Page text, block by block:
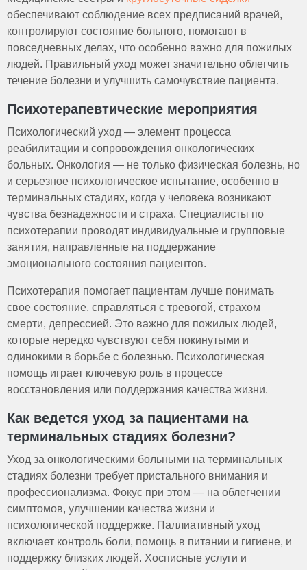
обеспечивают соблюдение всех предписаний врачей,
контролируют состояние больного, помогают в
повседневных делах, что особенно важно для пожилых
людей. Правильный уход может значительно облегчить
течение болезни и улучшить самочувствие пациента.
Психотерапевтические мероприятия
Психологический уход — элемент процесса
реабилитации и сопровождения онкологических
больных. Онкология — не только физическая болезнь, но
и серьезное психологическое испытание, особенно в
терминальных стадиях, когда у человека возникают
чувства безнадежности и страха. Специалисты по
психотерапии проводят индивидуальные и групповые
занятия, направленные на поддержание
эмоционального состояния пациентов.
Психотерапия помогает пациентам лучше понимать
свое состояние, справляться с тревогой, страхом
смерти, депрессией. Это важно для пожилых людей,
которые нередко чувствуют себя покинутыми и
одинокими в борьбе с болезнью. Психологическая
помощь играет ключевую роль в процессе
восстановления или поддержания качества жизни.
Как ведется уход за пациентами на
терминальных стадиях болезни?
Уход за онкологическими больными на терминальных
стадиях болезни требует пристального внимания и
профессионализма. Фокус при этом — на облегчении
симптомов, улучшении качества жизни и
психологической поддержке. Паллиативный уход
включает контроль боли, помощь в питании и гигиене, и
поддержку близких людей. Хосписные услуги и